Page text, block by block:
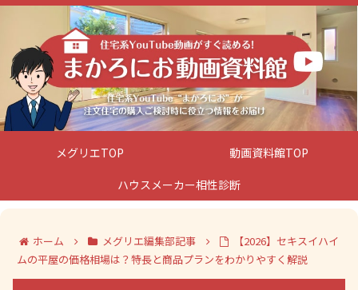
メグリエTOP
動画資料館TOP
ハウスメーカー相性診断
ホーム メグリエ編集部記事
【2026】セキスイハイ
ムの平屋の価格相場は？特長と商品プランをわかりやすく解説